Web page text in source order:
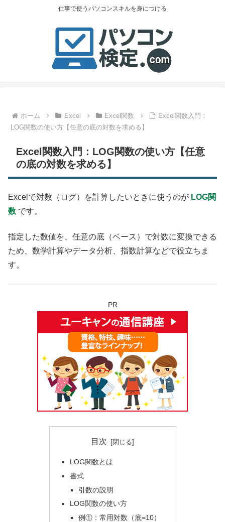
仕事で使うパソコンスキルを身につける
ホーム Excel Excel関数
Excel関数入門：
LOG関数の使い方【任意の底の対数を求める】
Excel関数入門：LOG関数の使い方【任意
の底の対数を求める】
Excelで対数（ログ）を計算したいときに使うのが LOG関
数 です。
指定した数値を、任意の底（ベース）で対数に変換できる
ため、数学計算やデータ分析、指数計算などで役立ちま
す。
PR
目次
LOG関数とは
書式
引数の説明
LOG関数の使い方
例①：常用対数（底=10）